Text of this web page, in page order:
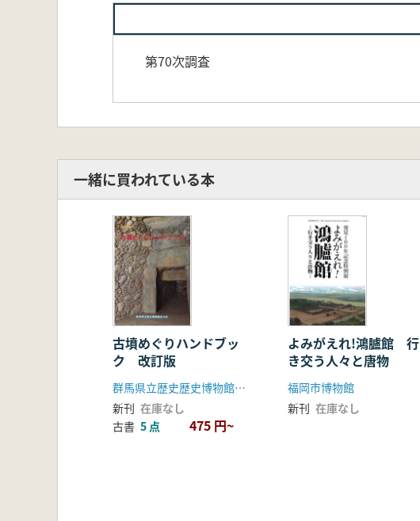
第70次調査
一緒に買われている本
古墳めぐりハンドブッ
ク 改訂版
群馬県立歴史歴史博物館友の会
新刊 在庫なし
古書 5 点 475 円~
よみがえれ!鴻臚館 行
き交う人々と唐物
福岡市博物館
新刊 在庫なし